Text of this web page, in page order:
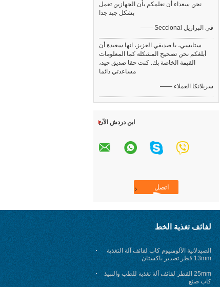
نحن سعداء أن نعلمكم بأن الجهازين تعمل
بشكل جيد جدا
—— Seccional في البرازيل
ستايسي، يا صديقي العزيز، انها سعيدة أن
أبلغكم نحن تصحيح المشكلة كما المعلومات
القيمة الخاصة بك. كنت حقا صديق جيد،
مساعدتي دائما
—— سريلانكا العملاء
ابن دردش الآن
لفائف تغذية الخط
الصيدلانية الألومنيوم كاب لفائف آلة التغذية
13mm قطر تصدير باكستان
25mm القطر لفائف آلة تغذية للطب والنبيذ
كاب صنع